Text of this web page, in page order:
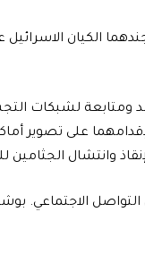
الكيان
ومتابعة لشبكات
على تصوير
وانتشال الجثامين
التواصل الاجتماعي.